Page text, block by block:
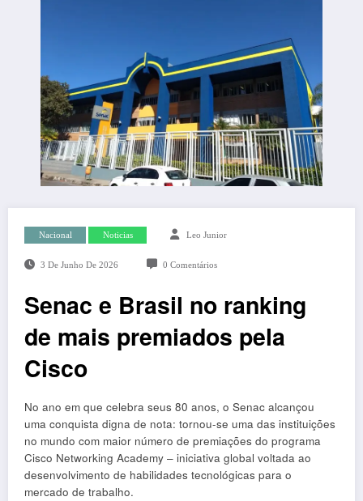
Nacional Noticias Leo Junior
3 De Junho De 2026 0 Comentários
Senac e Brasil no ranking
de mais premiados pela
Cisco
No ano em que celebra seus 80 anos, o Senac alcançou
uma conquista digna de nota: tornou-se uma das instituições
no mundo com maior número de premiações do programa
Cisco Networking Academy – iniciativa global voltada ao
desenvolvimento de habilidades tecnológicas para o
mercado de trabalho.